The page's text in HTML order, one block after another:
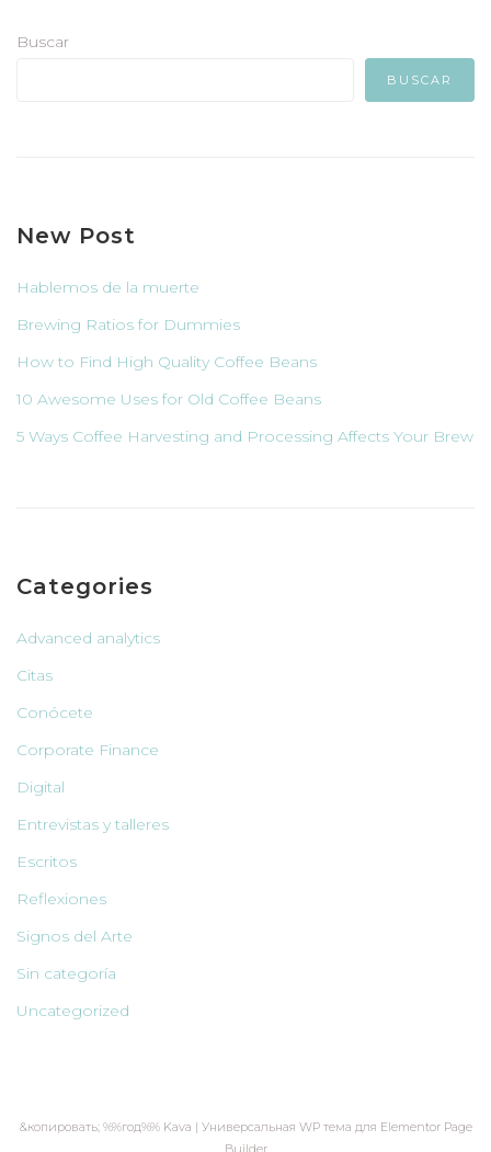
Buscar
BUSCAR
New Post
Hablemos de la muerte
Brewing Ratios for Dummies
How to Find High Quality Coffee Beans
10 Awesome Uses for Old Coffee Beans
5 Ways Coffee Harvesting and Processing Affects Your Brew
Categories
Advanced analytics
Citas
Conócete
Corporate Finance
Digital
Entrevistas y talleres
Escritos
Reflexiones
Signos del Arte
Sin categoría
Uncategorized
&копировать; %%год%% Kava | Универсальная WP тема для Elementor Page
Builder